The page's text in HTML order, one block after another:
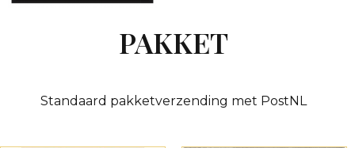
PAKKET
Standaard pakketverzending met PostNL